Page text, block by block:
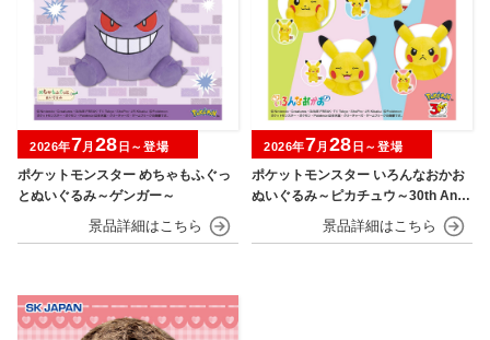
ポケットモンスター めちゃもふぐっ
とぬいぐるみ～ゲンガー～
2026年7月 28 日～登場
ポケットモンスター いろんなおかお
ぬいぐるみ～ピカチュウ～30th Anni
2026年7月 28 日～登場